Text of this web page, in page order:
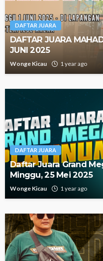
DAFTAR JUARA
DAFTAR JUARA
JUNI 2025
Wonge Kicau 1 year ago
DAFTAR JUARA
Daftar Juara Grand
Minggu, 25 Mei 2025
Wonge Kicau 1 year ago